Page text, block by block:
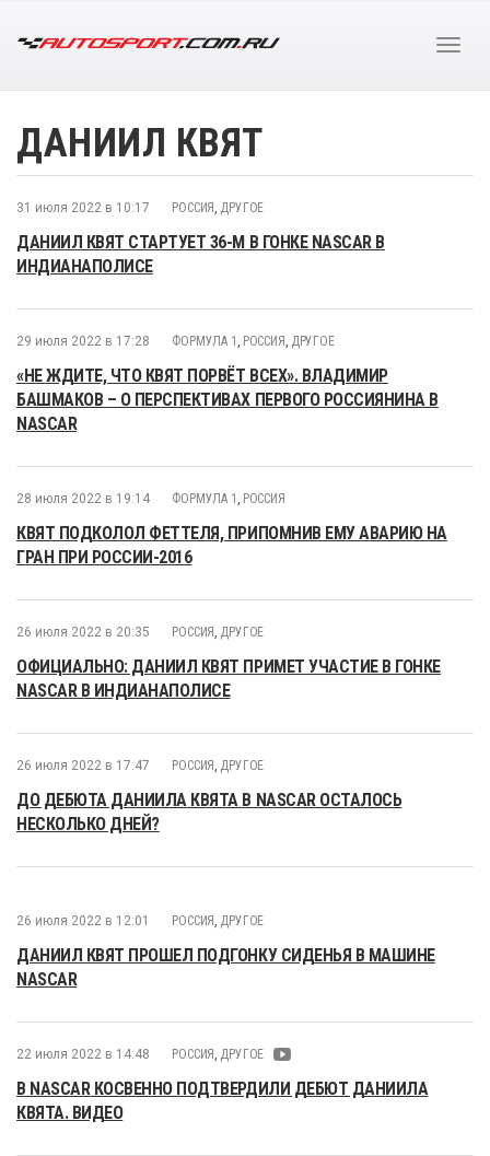
ДАНИИЛ КВЯТ
31 июля 2022 в 10:17 РОССИЯ , ДРУГОЕ
ДАНИИЛ КВЯТ СТАРТУЕТ 36-М В ГОНКЕ NASCAR В
ИНДИАНАПОЛИСЕ
29 июля 2022 в 17:28 ФОРМУЛА 1 , РОССИЯ , ДРУГОЕ
«НЕ ЖДИТЕ, ЧТО КВЯТ ПОРВЁТ ВСЕХ». ВЛАДИМИР
БАШМАКОВ – О ПЕРСПЕКТИВАХ ПЕРВОГО РОССИЯНИНА В
NASCAR
28 июля 2022 в 19:14 ФОРМУЛА 1 , РОССИЯ
КВЯТ ПОДКОЛОЛ ФЕТТЕЛЯ, ПРИПОМНИВ ЕМУ АВАРИЮ НА
ГРАН ПРИ РОССИИ-2016
26 июля 2022 в 20:35 РОССИЯ , ДРУГОЕ
ОФИЦИАЛЬНО: ДАНИИЛ КВЯТ ПРИМЕТ УЧАСТИЕ В ГОНКЕ
NASCAR В ИНДИАНАПОЛИСЕ
26 июля 2022 в 17:47 РОССИЯ , ДРУГОЕ
ДО ДЕБЮТА ДАНИИЛА КВЯТА В NASCAR ОСТАЛОСЬ
НЕСКОЛЬКО ДНЕЙ?
26 июля 2022 в 12:01 РОССИЯ , ДРУГОЕ
ДАНИИЛ КВЯТ ПРОШЕЛ ПОДГОНКУ СИДЕНЬЯ В МАШИНЕ
NASCAR
22 июля 2022 в 14:48 РОССИЯ , ДРУГОЕ
В NASCAR КОСВЕННО ПОДТВЕРДИЛИ ДЕБЮТ ДАНИИЛА
КВЯТА. ВИДЕО